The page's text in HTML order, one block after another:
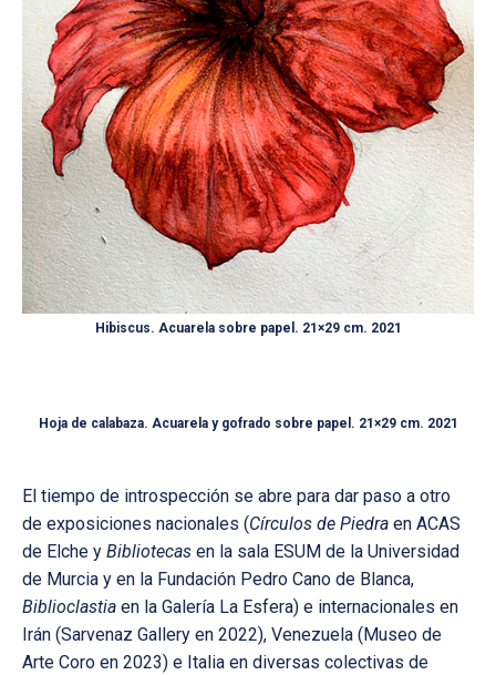
Hibiscus. Acuarela sobre papel. 21×29 cm. 2021
Hoja de calabaza. Acuarela y gofrado sobre papel. 21×29 cm. 2021
El tiempo de introspección se abre para dar paso a otro
de exposiciones nacionales (Círculos de Piedra en ACAS
de Elche y Bibliotecas en la sala ESUM de la Universidad
de Murcia y en la Fundación Pedro Cano de Blanca,
Biblioclastia en la Galería La Esfera) e internacionales en
Irán (Sarvenaz Gallery en 2022), Venezuela (Museo de
Arte Coro en 2023) e Italia en diversas colectivas de